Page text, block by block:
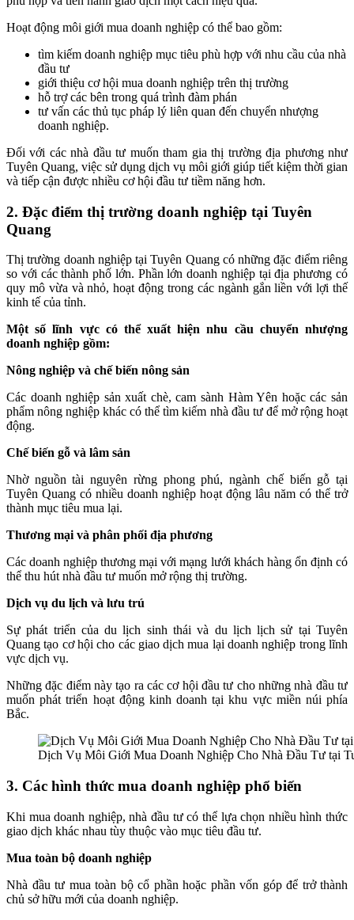
Hoạt động môi giới mua doanh nghiệp có thể bao gồm:
tìm kiếm doanh nghiệp mục tiêu phù hợp với nhu cầu của nhà
đầu tư
giới thiệu cơ hội mua doanh nghiệp trên thị trường
hỗ trợ các bên trong quá trình đàm phán
tư vấn các thủ tục pháp lý liên quan đến chuyển nhượng
doanh nghiệp.
Đối với các nhà đầu tư muốn tham gia thị trường địa phương như
Tuyên Quang, việc sử dụng dịch vụ môi giới giúp tiết kiệm thời gian
và tiếp cận được nhiều cơ hội đầu tư tiềm năng hơn.
2. Đặc điểm thị trường doanh nghiệp tại Tuyên
Quang
Thị trường doanh nghiệp tại Tuyên Quang có những đặc điểm riêng
so với các thành phố lớn. Phần lớn doanh nghiệp tại địa phương có
quy mô vừa và nhỏ, hoạt động trong các ngành gắn liền với lợi thế
kinh tế của tỉnh.
Một số lĩnh vực có thể xuất hiện nhu cầu chuyển nhượng
doanh nghiệp gồm:
Nông nghiệp và chế biến nông sản
Các doanh nghiệp sản xuất chè, cam sành Hàm Yên hoặc các sản
phẩm nông nghiệp khác có thể tìm kiếm nhà đầu tư để mở rộng hoạt
động.
Chế biến gỗ và lâm sản
Nhờ nguồn tài nguyên rừng phong phú, ngành chế biến gỗ tại
Tuyên Quang có nhiều doanh nghiệp hoạt động lâu năm có thể trở
thành mục tiêu mua lại.
Thương mại và phân phối địa phương
Các doanh nghiệp thương mại với mạng lưới khách hàng ổn định có
thể thu hút nhà đầu tư muốn mở rộng thị trường.
Dịch vụ du lịch và lưu trú
Sự phát triển của du lịch sinh thái và du lịch lịch sử tại Tuyên
Quang tạo cơ hội cho các giao dịch mua lại doanh nghiệp trong lĩnh
vực dịch vụ.
Những đặc điểm này tạo ra các cơ hội đầu tư cho những nhà đầu tư
muốn phát triển hoạt động kinh doanh tại khu vực miền núi phía
Bắc.
Dịch Vụ Môi Giới Mua Doanh Nghiệp Cho Nhà Đầu Tư tại
3. Các hình thức mua doanh nghiệp phổ biến
Khi mua doanh nghiệp, nhà đầu tư có thể lựa chọn nhiều hình thức
giao dịch khác nhau tùy thuộc vào mục tiêu đầu tư.
Mua toàn bộ doanh nghiệp
Nhà đầu tư mua toàn bộ cổ phần hoặc phần vốn góp để trở thành
chủ sở hữu mới của doanh nghiệp.